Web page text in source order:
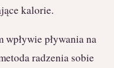
kalorie.
pływania na
radzenia sobie